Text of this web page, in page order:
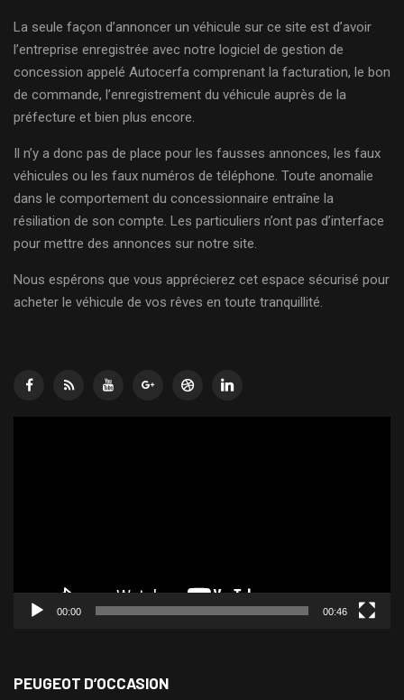
La seule façon d’annoncer un véhicule sur ce site est d’avoir
l’entreprise enregistrée avec notre logiciel de gestion de
concession appelé Autocerfa comprenant la facturation, le bon
de commande, l’enregistrement du véhicule auprès de la
préfecture et bien plus encore.
Il n’y a donc pas de place pour les fausses annonces, les faux
véhicules ou les faux numéros de téléphone. Toute anomalie
dans le comportement du concessionnaire entraîne la
résiliation de son compte. Les particuliers n’ont pas d’interface
pour mettre des annonces sur notre site.
Nous espérons que vous apprécierez cet espace sécurisé pour
acheter le véhicule de vos rêves en toute tranquillité.
00:00 00:46
PEUGEOT D’OCCASION